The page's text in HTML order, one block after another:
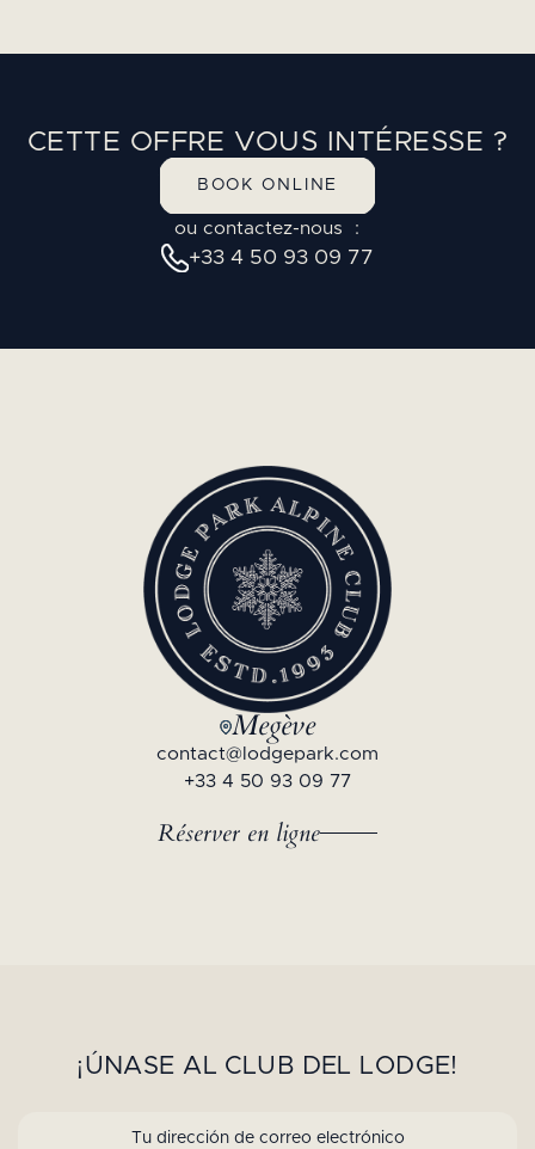
CETTE OFFRE VOUS INTÉRESSE ?
BOOK ONLINE
ou contactez-nous :
+33 4 50 93 09 77
Megève
contact@lodgepark.com
+33 4 50 93 09 77
Réserver en ligne
¡ÚNASE AL CLUB DEL LODGE!